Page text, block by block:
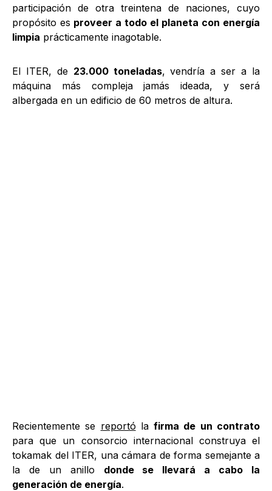
participación de otra treintena de naciones, cuyo
propósito es proveer a todo el planeta con energía
limpia prácticamente inagotable.
El ITER, de 23.000 toneladas, vendría a ser a la
máquina más compleja jamás ideada, y será
albergada en un edificio de 60 metros de altura.
Recientemente se reportó lafirma de un contrato
para que un consorcio internacional construya el
tokamak del ITER, una cámara de forma semejante a
la de un anillo donde se llevará a cabo la
generación de energía.